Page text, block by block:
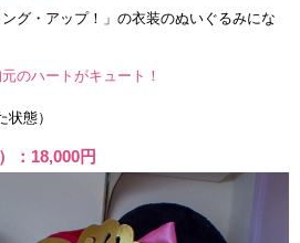
グ・アップ！」の衣装のぬいぐるみにな
のハートがキュート！
態）
：18,000円